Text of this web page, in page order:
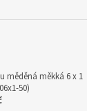
měděná měkká 6 x 1
50)